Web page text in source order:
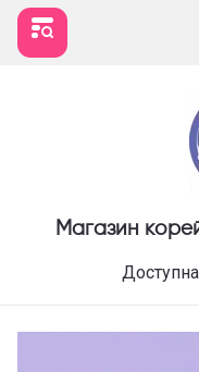
Магазин